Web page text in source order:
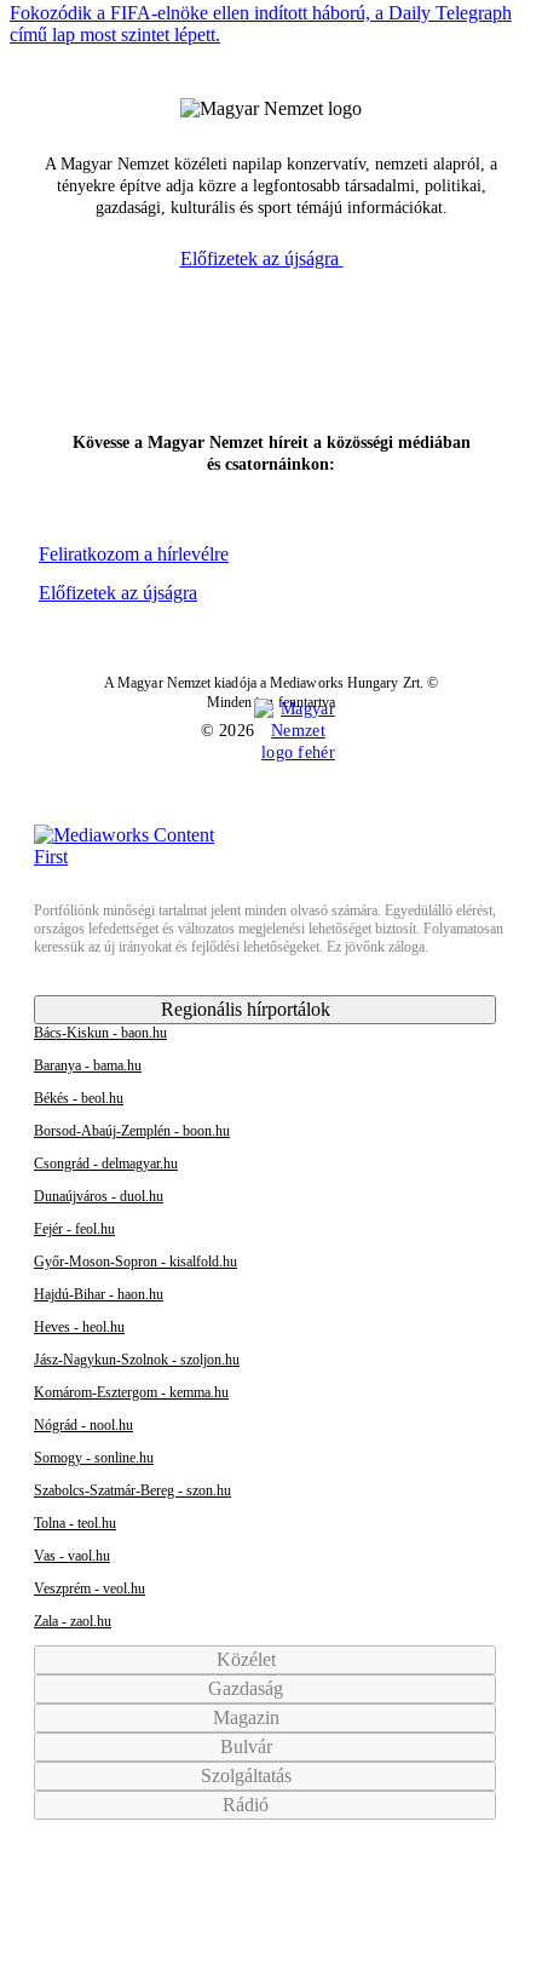
Fokozódik a FIFA-elnöke ellen indított háború, a Daily Telegraph
című lap most szintet lépett.
A Magyar Nemzet közéleti napilap konzervatív, nemzeti alapról, a
tényekre építve adja közre a legfontosabb társadalmi, politikai,
gazdasági, kulturális és sport témájú információkat.
Előfizetek az újságra
Feliratkozom a hírlevélre
Kövesse a Magyar Nemzet híreit a közösségi médiában
és csatornáinkon:
Előfizetek az újságra
A Magyar Nemzet kiadója a Mediaworks Hungary Zrt. ©
Minden jog fenntartva
© 2026
Portfóliónk minőségi tartalmat jelent minden olvasó számára. Egyedülálló elérést,
országos lefedettséget és változatos megjelenési lehetőséget biztosít. Folyamatosan
keressük az új irányokat és fejlődési lehetőségeket. Ez jövőnk záloga.
Regionális hírportálok
Bács-Kiskun - baon.hu
Baranya - bama.hu
Békés - beol.hu
Borsod-Abaúj-Zemplén - boon.hu
Csongrád - delmagyar.hu
Dunaújváros - duol.hu
Fejér - feol.hu
Győr-Moson-Sopron - kisalfold.hu
Hajdú-Bihar - haon.hu
Heves - heol.hu
Jász-Nagykun-Szolnok - szoljon.hu
Komárom-Esztergom - kemma.hu
Nógrád - nool.hu
Somogy - sonline.hu
Szabolcs-Szatmár-Bereg - szon.hu
Tolna - teol.hu
Vas - vaol.hu
Veszprém - veol.hu
Zala - zaol.hu
Közélet
Gazdaság
Magazin
Bulvár
Szolgáltatás
Rádió